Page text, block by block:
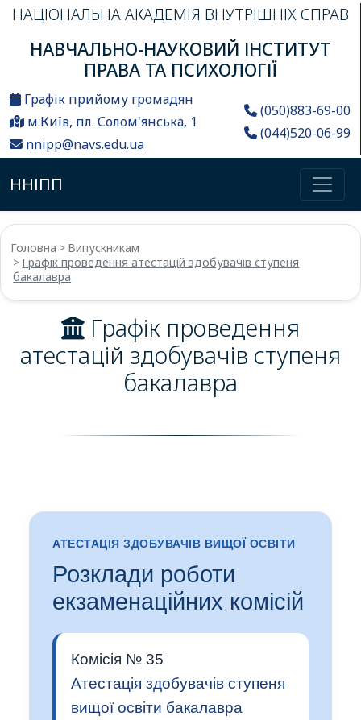
НАЦІОНАЛЬНА АКАДЕМІЯ ВНУТРІШНІХ СПРАВ
НАВЧАЛЬНО-НАУКОВИЙ ІНСТИТУТ
ПРАВА ТА ПСИХОЛОГІЇ
Графік прийому громадян
м.Київ, пл. Солом'янська, 1
nnipp@navs.edu.ua
(050)883-69-00
(044)520-06-99
ННІПП
Головна
Випускникам
Графік проведення атестацій здобувачів ступеня
бакалавра
Графік проведення
атестацій здобувачів ступеня
бакалавра
АТЕСТАЦІЯ ЗДОБУВАЧІВ ВИЩОЇ ОСВІТИ
Розклади роботи
екзаменаційних комісій
Комісія № 35
Атестація здобувачів ступеня
вищої освіти бакалавра